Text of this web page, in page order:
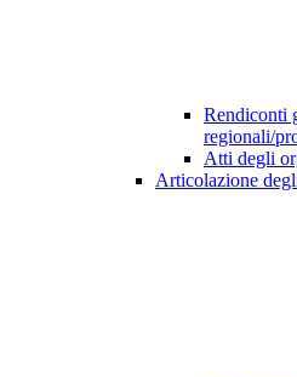
Rendiconti
regionali/
Atti degli
Articolazione